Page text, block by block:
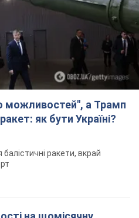
можливостей", а Трамп
як бути Україні?